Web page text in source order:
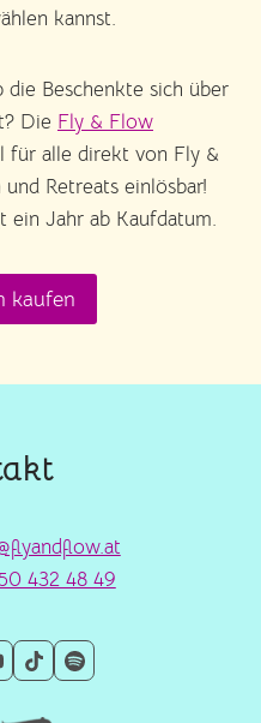
kannst.
Beschenkte sich über
Die Fly & Flow
für alle direkt von Fly &
Retreats einlösbar!
Jahr ab Kaufdatum.
kaufen
432 48 49